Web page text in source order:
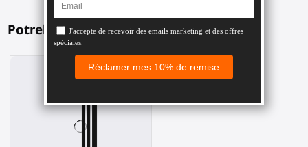
Potrebbe piacerti anche